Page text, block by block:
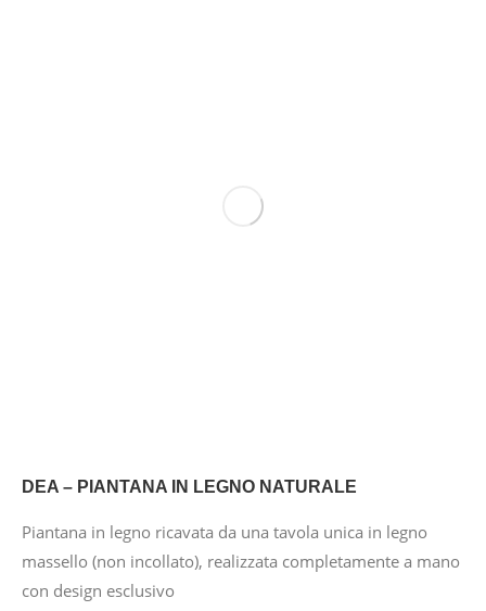
DEA – PIANTANA IN LEGNO NATURALE
Piantana in legno ricavata da una tavola unica in legno
massello (non incollato), realizzata completamente a mano
con design esclusivo